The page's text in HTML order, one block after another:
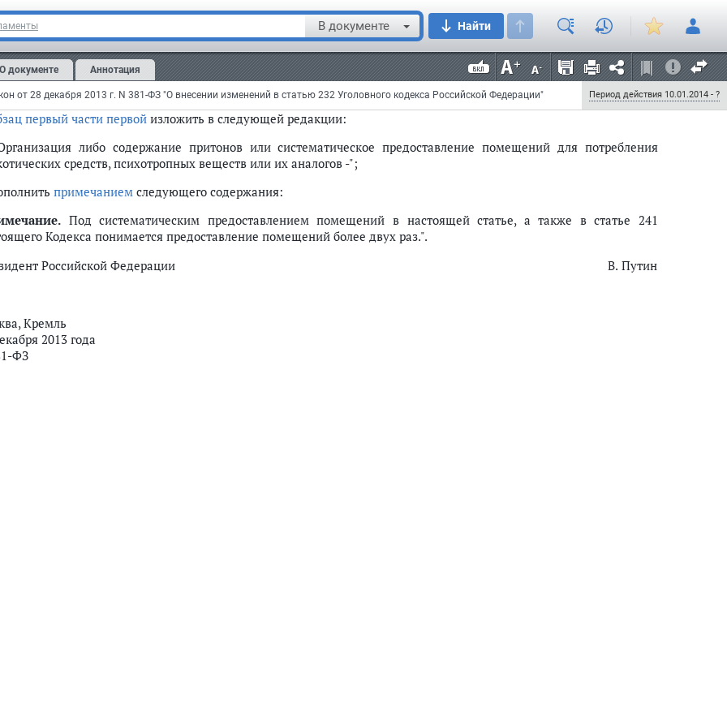
В документе Найти
О документе Аннотация
от 28 декабря 2013 г. N 381-ФЗ "О внесении изменений в статью 232 Уголовного кодекса Российской Федерации" Период действия 10.01.2014 - ?
N 25, ст. 2954; 2009, N 52, ст. 6453; 2010, N 49, ст. 6412; 2012, N 24, ст. 3071) следующие изменения:
изложить в следующей редакции:
232.Организация либо содержание притонов или систематическое предоставление помещений для
наркотических средств, психотропных веществ или их аналогов";
первый части первой изложить в следующей редакции:
либо содержание притонов или систематическое предоставление помещений для потребления
средств, психотропных веществ или их аналогов -";
примечанием следующего содержания:
Под систематическим предоставлением помещений в настоящей статье, а также в статье 241
Кодекса понимается предоставление помещений более двух раз.".
Российской Федерации
В. Путин
Кремль
2013 года
ФЗ